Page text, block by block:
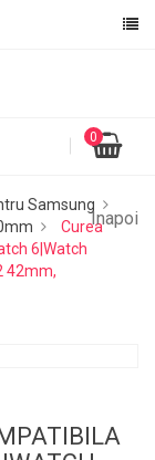
0
Inapoi
Samsung
Curea
6|Watch
42mm,